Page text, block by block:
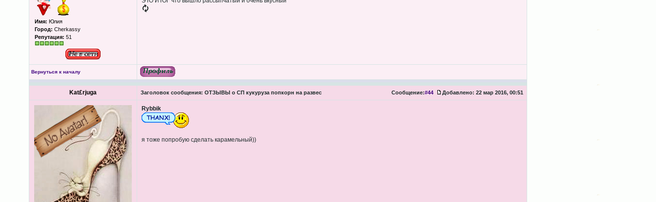
Имя: Юлия
Город: Cherkassy
Репутация: 51
Вернуться к началу
Kat£rjuga Заголовок сообщения: ОТЗЫВЫ о СП кукуруза попкорн на развес Сообщение:#44 Добавлено: 22 мар 2016, 00:51
Rybbik
я тоже попробую сделать карамельный))